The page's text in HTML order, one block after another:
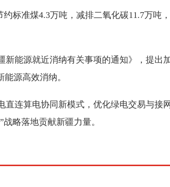
标准煤4.3万吨，减排二氧化碳11.7万
能源就近消纳有关事项的通知》，提出
源高效消纳。
连算电协同新模式，优化绿电交易与
略落地贡献新疆力量。